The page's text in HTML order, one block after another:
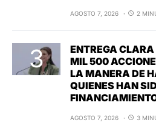
AGOSTO 7, 2026 2
ENTREGA
MIL 500
LA MANERA DE
QUIENES HAN
AGOSTO 7, 2026 3